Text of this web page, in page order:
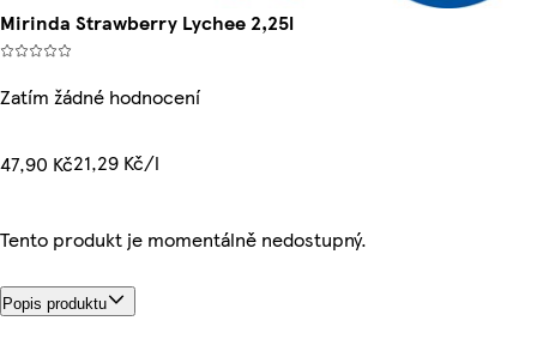
Mirinda Strawberry Lychee 2,25l
Zatím žádné hodnocení
47,90 Kč21,29 Kč/l
Tento produkt je momentálně nedostupný.
Popis produktu